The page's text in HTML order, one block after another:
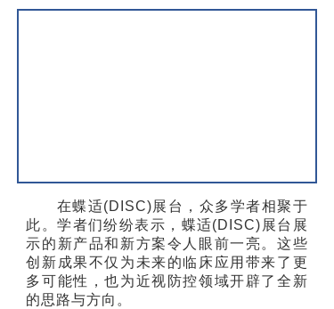
在蝶适(DISC)展台，众多学者相聚于
此。学者们纷纷表示，蝶适(DISC)展台展
示的新产品和新方案令人眼前一亮。这些
创新成果不仅为未来的临床应用带来了更
多可能性，也为近视防控领域开辟了全新
的思路与方向。